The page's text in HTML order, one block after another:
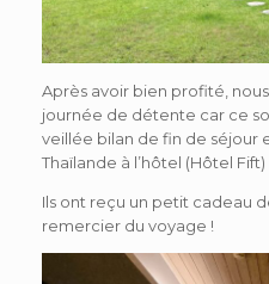
Après avoir bien profité,
journée de détente car ce
veillée bilan de fin de séjour
Thaïlande à l’hôtel (Hôtel Fift)
Ils ont reçu un petit cadeau
remercier du voyage !